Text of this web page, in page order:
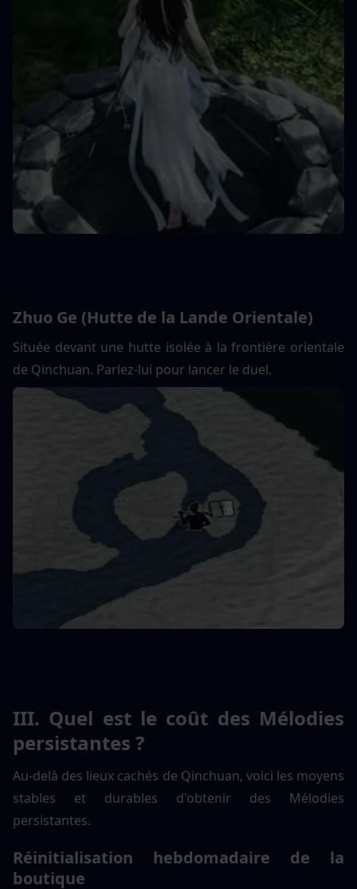
Zhuo Ge (Hutte de la Lande Orientale)
Située devant une hutte isolée à la frontière orientale
de Qinchuan. Parlez-lui pour lancer le duel.
III. Quel est le coût des Mélodies
persistantes ?
Au-delà des lieux cachés de Qinchuan, voici les moyens
stables et durables d'obtenir des Mélodies
persistantes.
Réinitialisation hebdomadaire de la
boutique